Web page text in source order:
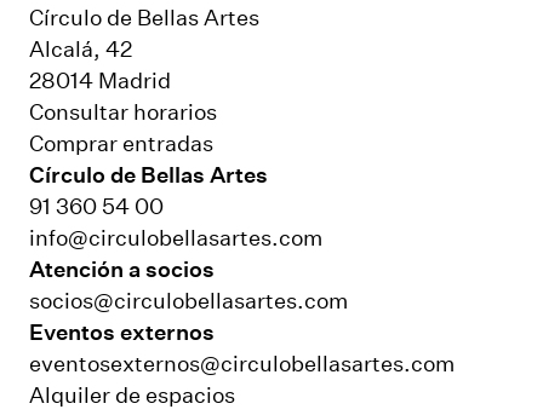
Círculo de Bellas Artes
Alcalá, 42
28014 Madrid
Consultar horarios
Comprar entradas
Círculo de Bellas Artes
91 360 54 00
info@circulobellasartes.com
Atención a socios
socios@circulobellasartes.com
Eventos externos
eventosexternos@circulobellasartes.com
Alquiler de espacios